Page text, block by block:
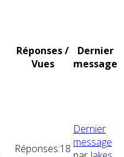
Réponses /
Vues
Dernier
message
Réponses:18
Dernier
message